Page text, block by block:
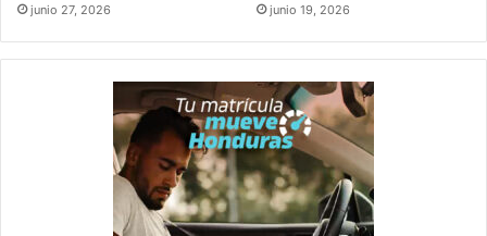
junio 27, 2026 junio 19, 2026